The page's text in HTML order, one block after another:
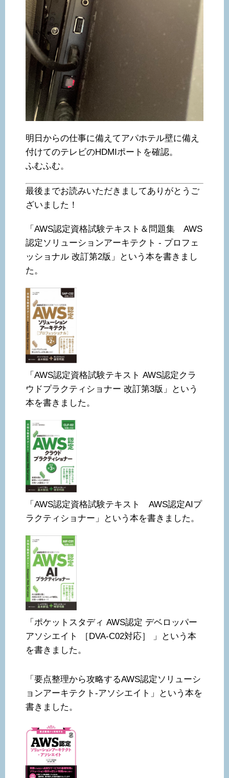
明日からの仕事に備えてアパホテル壁に備え
付けてのテレビのHDMIポートを確認。
ふむふむ。
最後までお読みいただきましてありがとうご
ざいました！
「AWS認定資格試験テキスト＆問題集 AWS
認定ソリューションアーキテクト - プロフェ
ッショナル 改訂第2版」という本を書きまし
た。
「AWS認定資格試験テキスト AWS認定クラ
ウドプラクティショナー 改訂第3版」という
本を書きました。
「AWS認定資格試験テキスト AWS認定AIプ
ラクティショナー」という本を書きました。
「ポケットスタディ AWS認定 デベロッパー
アソシエイト ［DVA-C02対応］ 」という本
を書きました。
「要点整理から攻略するAWS認定ソリューシ
ョンアーキテクト-アソシエイト」という本を
書きました。